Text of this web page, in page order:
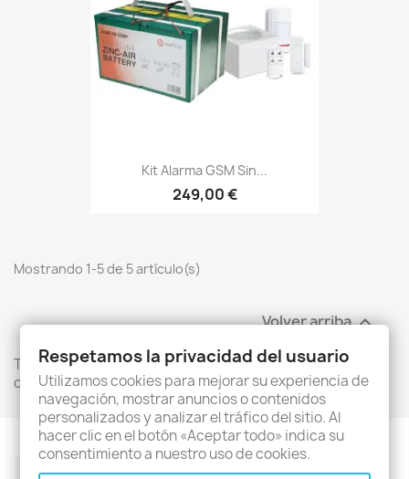
Kit Alarma GSM Sin...
249,00 €
Mostrando 1-5 de 5 artículo(s)
Volver arriba
Tu sistema de seguridad para el hogar y negocio te da un
control total a través de tu smartphone.
FacebookTwitter Rss YouTubePinterestInstagram
Respetamos la privacidad del usuario
Utilizamos cookies para mejorar su experiencia de
navegación, mostrar anuncios o contenidos
personalizados y analizar el tráfico del sitio. Al
hacer clic en el botón «Aceptar todo» indica su
consentimiento a nuestro uso de cookies.